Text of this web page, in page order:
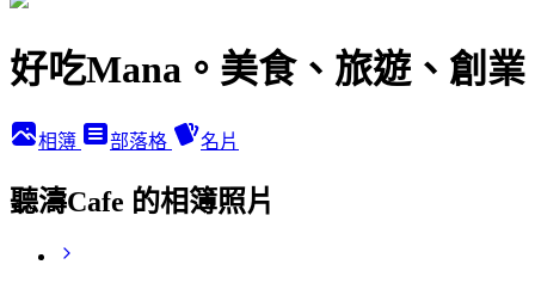
好吃Mana。美食、旅遊、創業
相簿 部落格 名片
聽濤Cafe 的相簿照片